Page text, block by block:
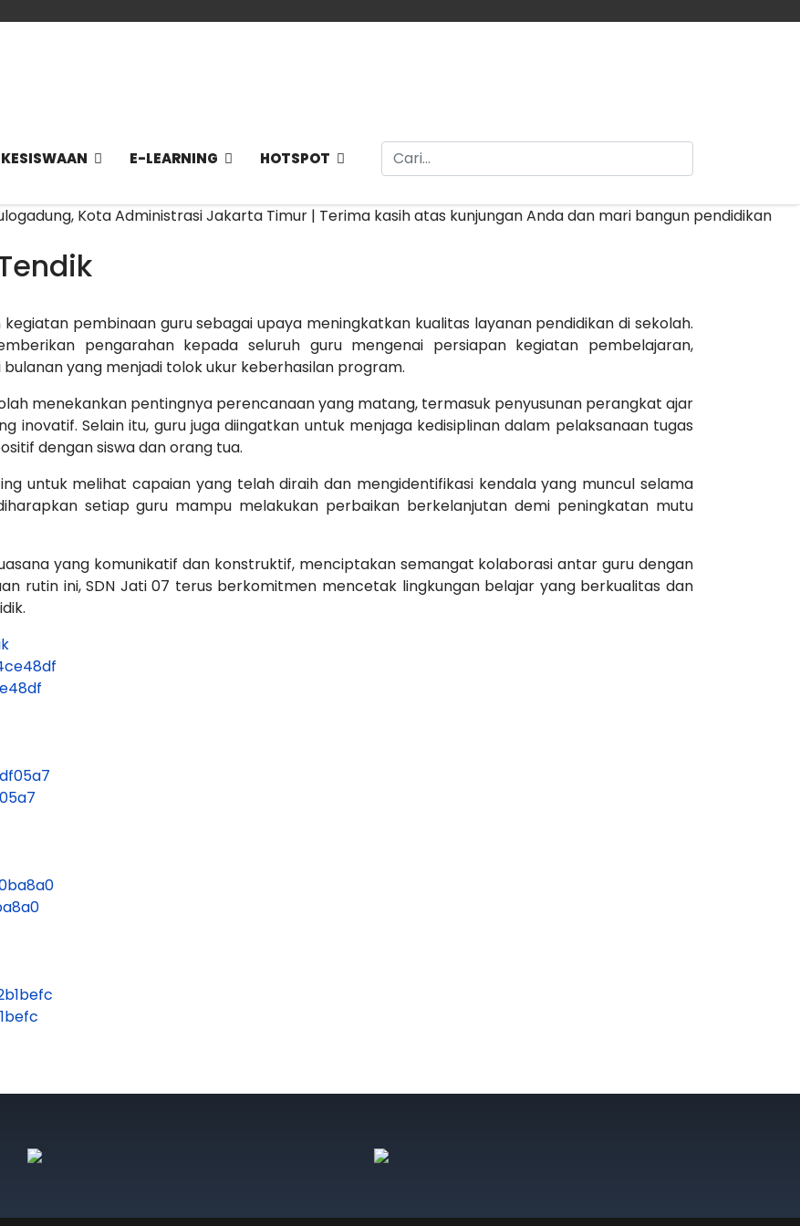
KESISWAAN E-LEARNING HOTSPOT Cari
Kota Administrasi Jakarta Timur | Terima kasih atas kunjungan Anda dan mari bangun pendidikan
pembinaan guru sebagai upaya meningkatkan kualitas layanan pendidikan di sekolah.
pengarahan kepada seluruh guru mengenai persiapan kegiatan pembelajaran,
yang menjadi tolok ukur keberhasilan program.
menekankan pentingnya perencanaan yang matang, termasuk penyusunan perangkat ajar
inovatif. Selain itu, guru juga diingatkan untuk menjaga kedisiplinan dalam pelaksanaan tugas
dengan siswa dan orang tua.
untuk melihat capaian yang telah diraih dan mengidentifikasi kendala yang muncul selama
setiap guru mampu melakukan perbaikan berkelanjutan demi peningkatan mutu
yang komunikatif dan konstruktif, menciptakan semangat kolaborasi antar guru dengan
rutin ini, SDN Jati 07 terus berkomitmen mencetak lingkungan belajar yang berkualitas dan